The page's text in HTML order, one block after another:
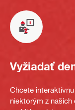
Vyžiadať
Chcete
niektorým z